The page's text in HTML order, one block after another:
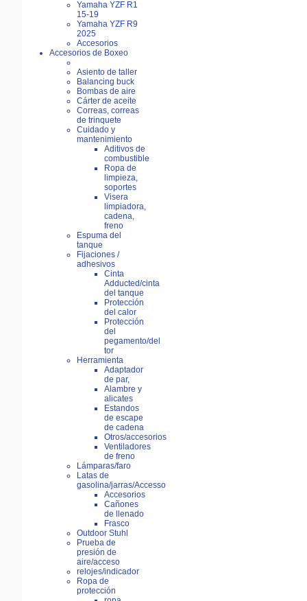
Yamaha YZF R1
15-19
Yamaha YZF R9
2025
Accesorios
Accesorios de Boxeo
Asiento de taller
Balancing buck
Bombas de aire
Cárter de aceite
Correas, correas
de trinquete
Cuidado y
mantenimiento
Aditivos de
combustible
Ropa de
limpieza,
soportes
Visera
limpiadora,
cadena,
freno
Espuma del
tanque
Fijaciones /
adhesivos
Cinta
Adducted/cinta
del tanque
Protección
del calor
Protección
del
pegamento/del
tor
Herramienta
Adaptador
de par,
Alambre y
alicates
Estandos
de escape
de cadena
Otros/accesorios
Ventiladores
de freno
Lámparas/faro
Latas de
gasolina/jarras/Accesso
Accesorios
Cañones
de llenado
Frasco
Outdoor Stuhl
Prueba de
presión de
aire/acceso
relojes/indicador
Ropa de
protección